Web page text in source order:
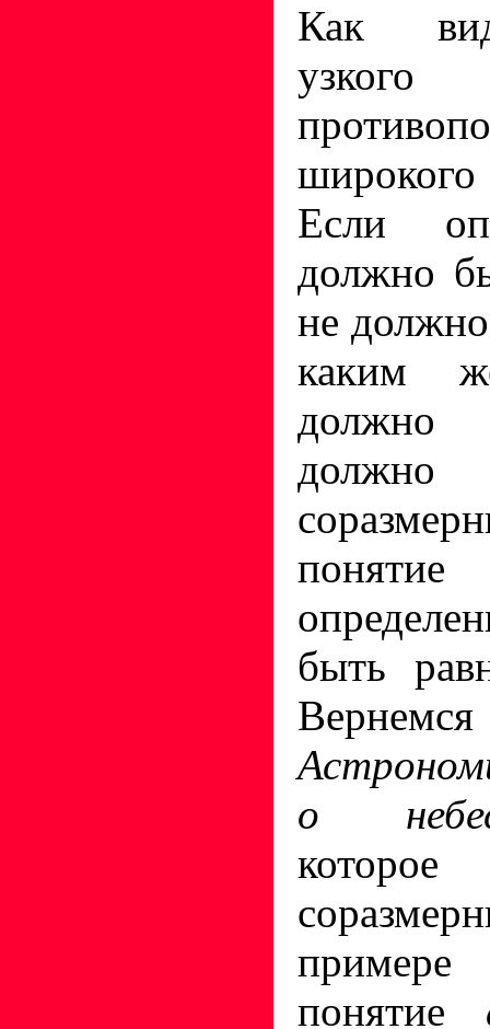
Как
узкого
Если
должно
не
каким
быть
о
примере
понятие